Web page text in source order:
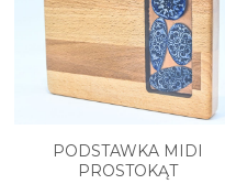
PODSTAWKA MIDI
PROSTOKĄT